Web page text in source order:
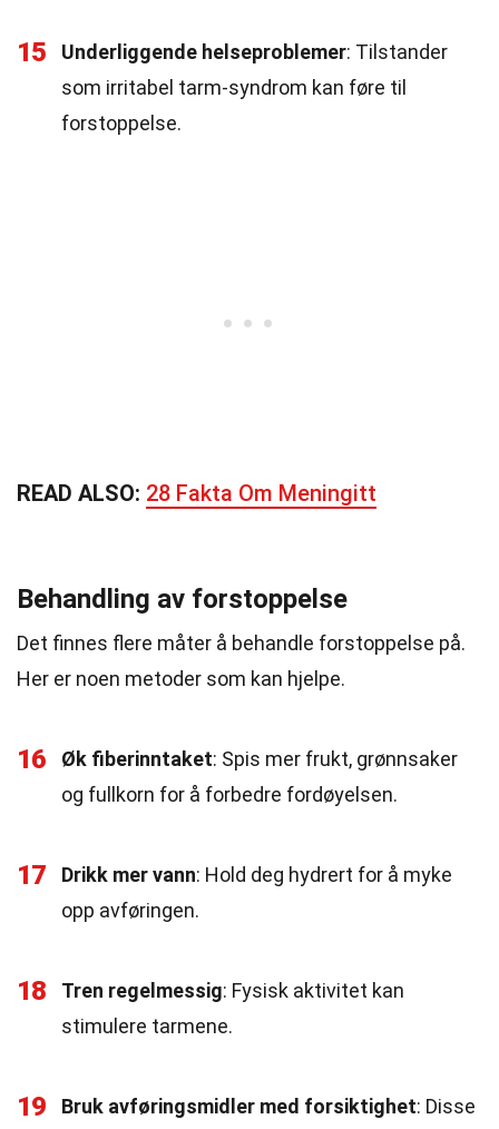
15 Underliggende helseproblemer: Tilstander
som irritabel tarm-syndrom kan føre til
forstoppelse.
READ ALSO: 28 Fakta Om Meningitt
Behandling av forstoppelse
Det finnes flere måter å behandle forstoppelse på.
Her er noen metoder som kan hjelpe.
16 Øk fiberinntaket: Spis mer frukt, grønnsaker
og fullkorn for å forbedre fordøyelsen.
17 Drikk mer vann: Hold deg hydrert for å myke
opp avføringen.
18 Tren regelmessig: Fysisk aktivitet kan
stimulere tarmene.
19 Bruk avføringsmidler med forsiktighet: Disse